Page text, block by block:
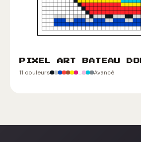
PIXEL ART BATEAU
11 couleurs Avancé